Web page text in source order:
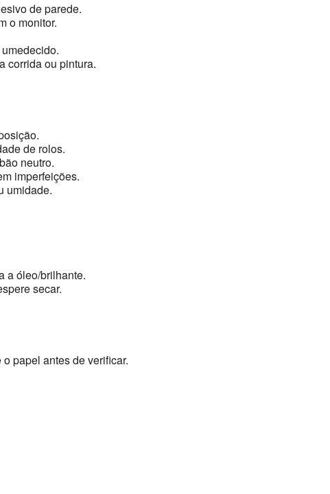
de parede.
o monitor.
corrida ou pintura.
de rolos.
neutro.
imperfeições.
umidade.
a óleo/brilhante.
secar.
papel antes de verificar.